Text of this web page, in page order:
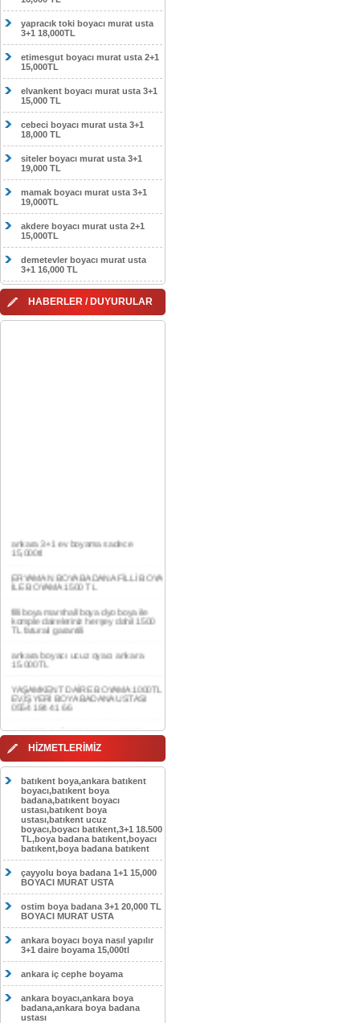
yapracık toki boyacı murat usta
3+1 18,000TL
etimesgut boyacı murat usta 2+1
15,000TL
elvankent boyacı murat usta 3+1
15,000 TL
cebeci boyacı murat usta 3+1
18,000 TL
siteler boyacı murat usta 3+1
19,000 TL
mamak boyacı murat usta 3+1
19,000TL
akdere boyacı murat usta 2+1
15,000TL
demetevler boyacı murat usta
3+1 16,000 TL
HABERLER / DUYURULAR
ERYAMAN BOYA BADANA FİLLİ BOYA
İLE BOYAMA 1500 TL
filli boya marshall boya dyo boya ile
komple daireleriniz herşey dahil 1500
ankara boyacı ucuz oyacı ankara
15.000TL
YAŞAMKENT DAİRE BOYAMA 1000TL
EV,İŞYERİ BOYA BADANA USTASI
AKDERE DAİRE BOYAMA 1000TL
EV,İŞYERİ BOYA BADANA USTASI
CEBECİ DAİRE BOYAMA 1000TL
0554 184 41 66
HASKÖY DAİRE BOYAMA 1000TL
EV,İŞYERİ BOYA BADANA USTASI
0554 184 41 66
GÖLBAŞI DAİRE BOYAMA 1000TL
EV,İŞYERİ BOYA BADANA USTASI
0554 184 41 66
SOKULLU DAİRE BOYAMA 1000TL
EV,İŞYERİ BOYA BADANA USTASI
0554 184 41 66
HİZMETLERİMİZ
batıkent boya,ankara batıkent
boyacı,batıkent boya
badana,batıkent boyacı
ustası,batıkent boya
ustası,batıkent ucuz
boyacı,boyacı batıkent,3+1 18.500
TL,boya badana batıkent,boyacı
batıkent,boya badana batıkent
çayyolu boya badana 1+1 15,000
BOYACI MURAT USTA
ostim boya badana 3+1 20,000 TL
BOYACI MURAT USTA
ankara boyacı boya nasıl yapılır
3+1 daire boyama 15,000tl
ankara iç cephe boyama
ankara boyacı,ankara boya
badana,ankara boya badana
ustası